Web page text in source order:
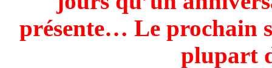
présente… Le prochain
plupart